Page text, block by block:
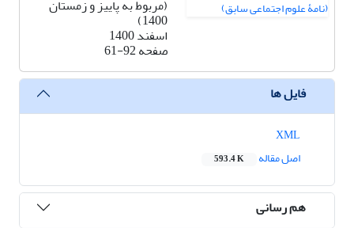
(مربوط به پاییز و زمستان
1400)
اسفند 1400
صفحه61-92
فایل ها
اصل مقاله
593.4 K
هم رسانی